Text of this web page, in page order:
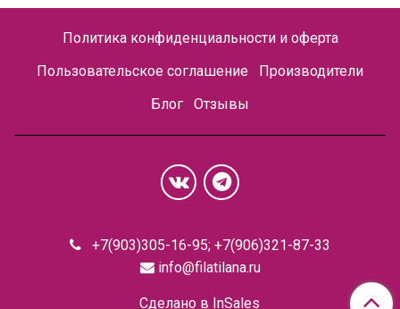
Политика конфиденциальности и оферта
Пользовательское соглашение
Производители
Блог
Отзывы
+7(903)305-16-95; +7(906)321-87-33
info@filatilana.ru
Сделано в InSales